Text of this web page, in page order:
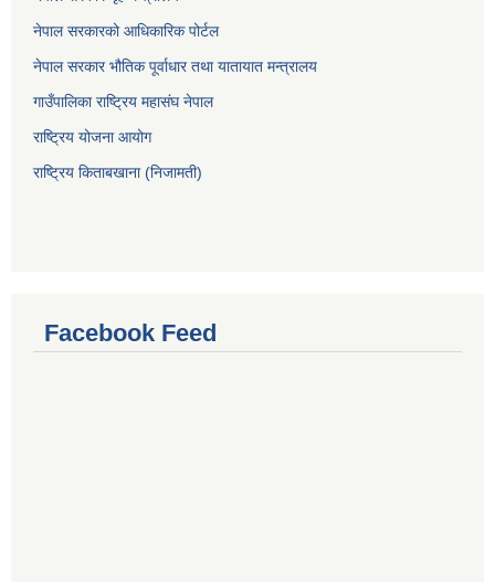
नेपाल सरकारको आधिकारिक पोर्टल
नेपाल सरकार भौतिक पूर्वाधार तथा यातायात मन्त्रालय
गाउँपालिका राष्ट्रिय महासंघ नेपाल
राष्ट्रिय योजना आयोग
राष्ट्रिय किताबखाना (निजामती)
Facebook Feed